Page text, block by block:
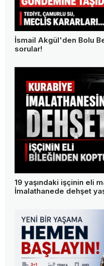
İsmail Akgül'den Bolu
sorular!
19 yaşındaki işçinin eli
İmalathanede dehşet